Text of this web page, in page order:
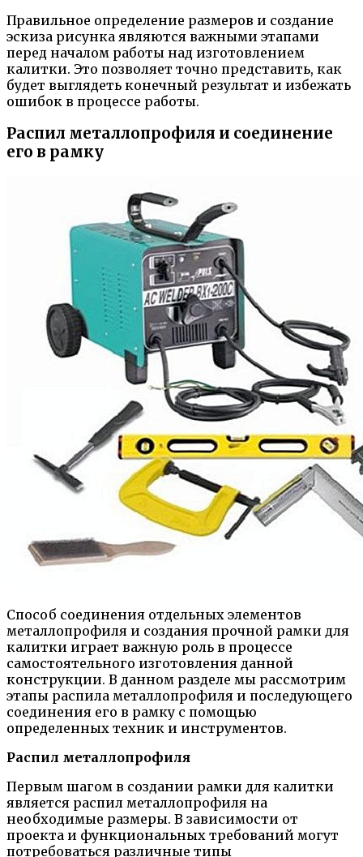
Правильное определение размеров и создание
эскиза рисунка являются важными этапами
перед началом работы над изготовлением
калитки. Это позволяет точно представить, как
будет выглядеть конечный результат и избежать
ошибок в процессе работы.
Распил металлопрофиля и соединение
его в рамку
Способ соединения отдельных элементов
металлопрофиля и создания прочной рамки для
калитки играет важную роль в процессе
самостоятельного изготовления данной
конструкции. В данном разделе мы рассмотрим
этапы распила металлопрофиля и последующего
соединения его в рамку с помощью
определенных техник и инструментов.
Распил металлопрофиля
Первым шагом в создании рамки для калитки
является распил металлопрофиля на
необходимые размеры. В зависимости от
проекта и функциональных требований могут
потребоваться различные типы